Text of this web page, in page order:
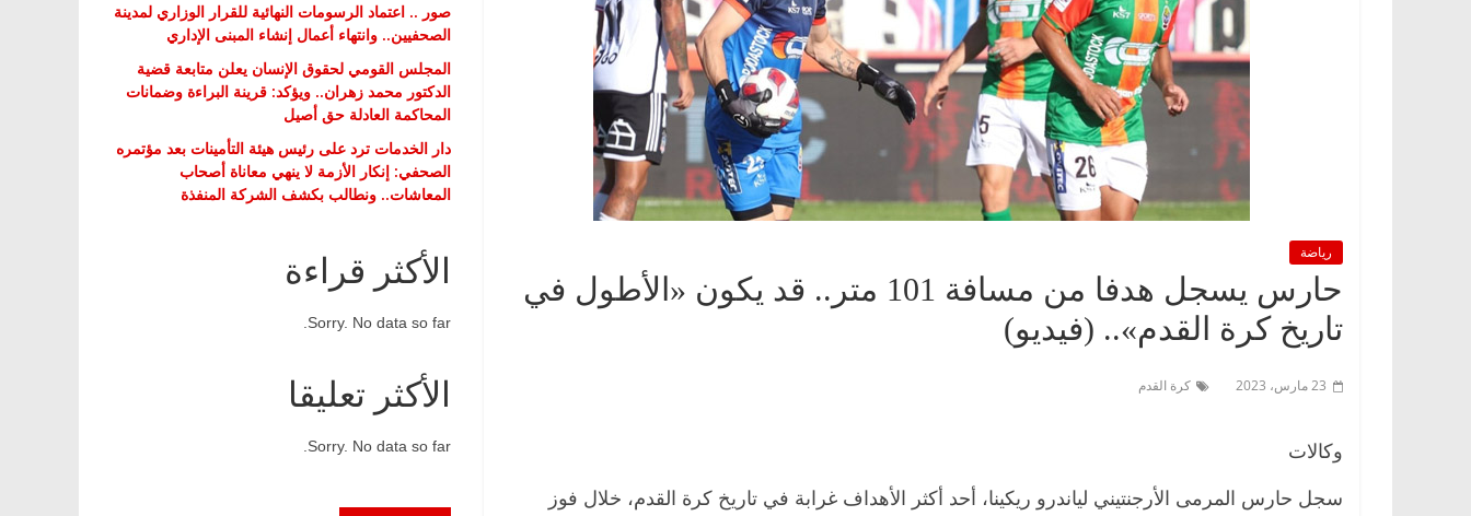
رياضة
حارس يسجل هدفا من مسافة 101 متر.. قد يكون «الأطول في
تاريخ كرة القدم».. (فيديو)
23 مارس، 2023 كرة القدم
وكالات
سجل حارس المرمى الأرجنتيني لياندرو ريكينا، أحد أكثر الأهداف غرابة في تاريخ كرة القدم، خلال فوز
صور .. اعتماد الرسومات النهائية للقرار الوزاري لمدينة
الصحفيين.. وانتهاء أعمال إنشاء المبنى الإداري
المجلس القومي لحقوق الإنسان يعلن متابعة قضية
الدكتور محمد زهران.. ويؤكد: قرينة البراءة وضمانات
المحاكمة العادلة حق أصيل
دار الخدمات ترد على رئيس هيئة التأمينات بعد مؤتمره
الصحفي: إنكار الأزمة لا ينهي معاناة أصحاب
المعاشات.. ونطالب بكشف الشركة المنفذة
الأكثر قراءة
Sorry. No data so far.
الأكثر تعليقا
Sorry. No data so far.